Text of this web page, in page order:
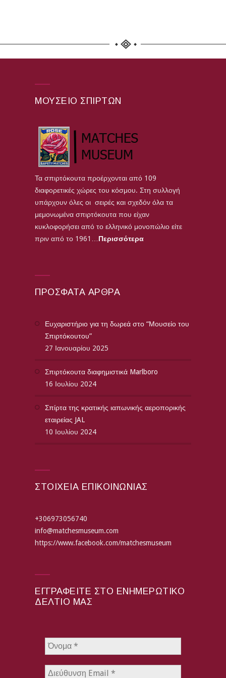
ΜΟΥΣΕΊΟ ΣΠΊΡΤΩΝ
Τα σπιρτόκουτα προέρχονται από 109
διαφορετικές χώρες του κόσμου. Στη συλλογή
υπάρχουν όλες οι σειρές και σχεδόν όλα τα
μεμονωμένα σπιρτόκουτα που είχαν
κυκλοφορήσει από το ελληνικό μονοπώλιο είτε
πριν από το 1961… Περισσότερα
ΠΡΌΣΦΑΤΑ ΆΡΘΡΑ
Ευχαριστήριο για τη δωρεά στο “Μουσείο του
Σπιρτόκουτου”
27 Ιανουαρίου 2025
Σπιρτόκουτα διαφημιστικά Marlboro
16 Ιουλίου 2024
Σπίρτα της κρατικής ιαπωνικής αεροπορικής
εταιρείας JAL
10 Ιουλίου 2024
ΣΤΟΙΧΕΙΑ ΕΠΙΚΟΙΝΩΝΙΑΣ
+306973056740
info@matchesmuseum.com
https://www.facebook.com/matchesmuseum
ΕΓΓΡΑΦΕΊΤΕ ΣΤΟ ΕΝΗΜΕΡΩΤΙΚΌ
ΔΕΛΤΊΟ ΜΑΣ